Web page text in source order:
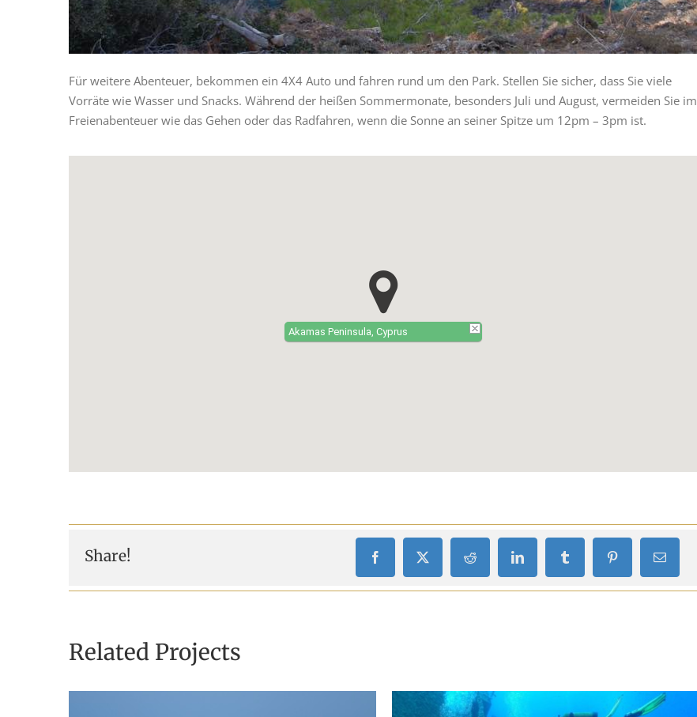
Für weitere Abenteuer, bekommen ein 4X4 Auto und fahren rund um den Park. Stellen Sie sicher, dass Sie viele
Vorräte wie Wasser und Snacks. Während der heißen Sommermonate, besonders Juli und August, vermeiden Sie im
Freienabenteuer wie das Gehen oder das Radfahren, wenn die Sonne an seiner Spitze um 12pm – 3pm ist.
Akamas Peninsula, Cyprus
Share!
Related Projects